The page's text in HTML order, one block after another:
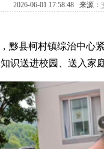
2026-06-01 17:58:48 来源：
黟县柯村镇综治中心
识送进校园、送入家